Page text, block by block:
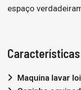
espaço
Maquina lavar